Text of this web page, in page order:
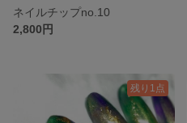
ネイルチップno.10
2,800円
残り1点